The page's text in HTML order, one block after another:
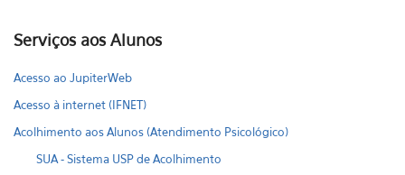
Serviços aos Alunos
Acesso ao JupiterWeb
Acesso à internet (IFNET)
Acolhimento aos Alunos (Atendimento Psicológico)
SUA - Sistema USP de Acolhimento